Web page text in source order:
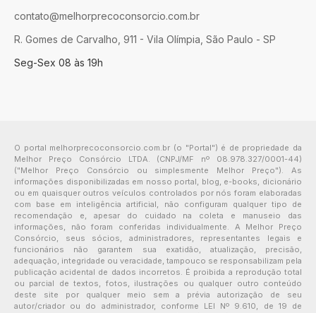
contato@melhorprecoconsorcio.com.br
R. Gomes de Carvalho, 911 - Vila Olímpia, São Paulo - SP
Seg-Sex 08 às 19h
O portal melhorprecoconsorcio.com.br (o "Portal") é de propriedade da
Melhor Preço Consórcio LTDA. (CNPJ/MF nº 08.978.327/0001-44)
("Melhor Preço Consórcio ou simplesmente Melhor Preço"). As
informações disponibilizadas em nosso portal, blog, e-books, dicionário
ou em quaisquer outros veículos controlados por nós foram elaboradas
com base em inteligência artificial, não configuram qualquer tipo de
recomendação e, apesar do cuidado na coleta e manuseio das
informações, não foram conferidas individualmente. A Melhor Preço
Consórcio, seus sócios, administradores, representantes legais e
funcionários não garantem sua exatidão, atualização, precisão,
adequação, integridade ou veracidade, tampouco se responsabilizam pela
publicação acidental de dados incorretos. É proibida a reprodução total
ou parcial de textos, fotos, ilustrações ou qualquer outro conteúdo
deste site por qualquer meio sem a prévia autorização de seu
autor/criador ou do administrador, conforme LEI Nº 9.610, de 19 de